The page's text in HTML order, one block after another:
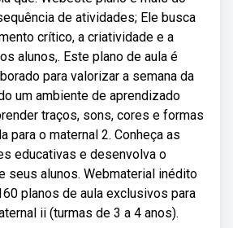
de atividades; Ele busca
crítico, a criatividade e a
alunos,. Este plano de aula é
para valorizar a semana da
um ambiente de aprendizado
traços, sons, cores e formas
para o maternal 2. Conheça as
educativas e desenvolva o
seus alunos. Webmaterial inédito
planos de aula exclusivos para
ii (turmas de 3 a 4 anos).